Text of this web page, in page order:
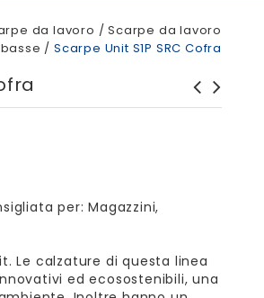
da lavoro /Scarpe da lavoro
basse / Scarpe Unit S1P SRC Cofra
per: Magazzini,
Le calzature di questa linea
ed ecosostenibili, una